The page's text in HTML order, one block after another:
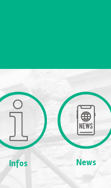
Infos News